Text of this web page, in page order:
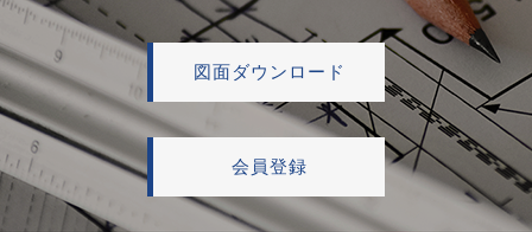
図面ダウンロード
会員登録